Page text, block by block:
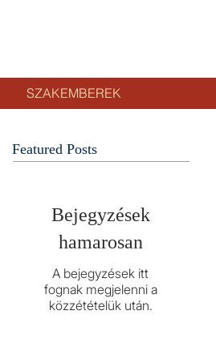
SZAKEMBEREK
Featured Posts
Bejegyzések
hamarosan
A bejegyzések itt
fognak megjelenni a
közzétételük után.